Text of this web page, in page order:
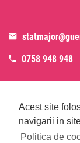
Acest site
navigarii in
Politica de
0758 948 948
Termeni Si Conditii